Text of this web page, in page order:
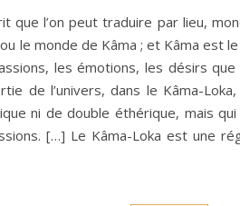
que l’on peut traduire par lieu,
le monde de Kâma ; et Kâma est
les émotions, les désirs que
de l’univers, dans le Kâma-
ni de double éthérique, mais
[…] Le Kâma-Loka est une